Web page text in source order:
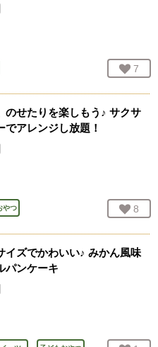
お気
7
のせたりを楽しもう♪ サクサ
でアレンジし放題！
やつ お気
8
イズでかわいい♪ みかん風味
パンケーキ